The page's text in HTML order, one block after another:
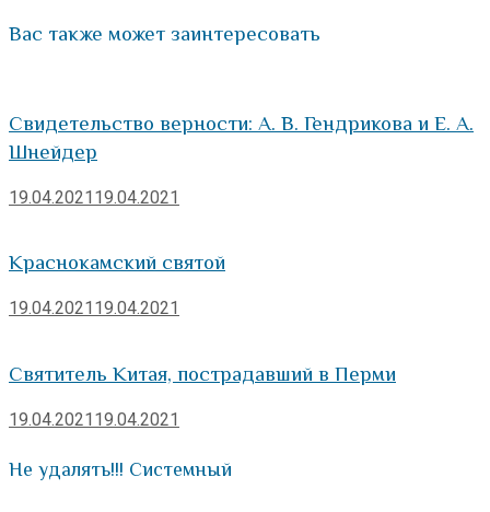
Вас также может заинтересовать
Свидетельство верности: А. В. Гендрикова и Е. А.
Шнейдер
19.04.2021 19.04.2021
Краснокамский святой
19.04.2021 19.04.2021
Святитель Китая, пострадавший в Перми
19.04.2021 19.04.2021
Не удалять!!! Системный